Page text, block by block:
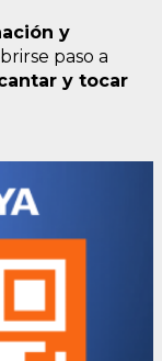
y
paso a
y tocar